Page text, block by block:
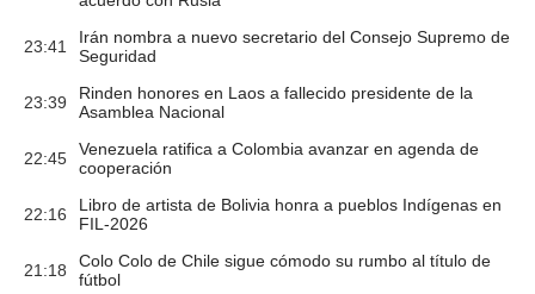
23:41
Irán nombra a nuevo secretario del Consejo Supremo de
Seguridad
23:39
Rinden honores en Laos a fallecido presidente de la
Asamblea Nacional
22:45
Venezuela ratifica a Colombia avanzar en agenda de
cooperación
22:16
Libro de artista de Bolivia honra a pueblos Indígenas en
FIL-2026
21:18
Colo Colo de Chile sigue cómodo su rumbo al título de
fútbol